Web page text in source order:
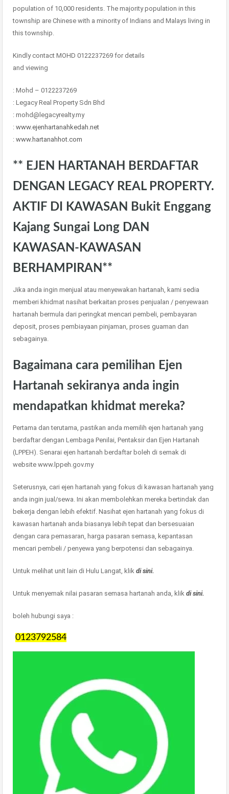
population of 10,000 residents. The majority population in this
township are Chinese with a minority of Indians and Malays living in
this township.
Kindly contact MOHD 0122237269 for details
and viewing
: Mohd – 0122237269
: Legacy Real Property Sdn Bhd
: mohd@legacyrealty.my
: www.ejenhartanahkedah.net
: www.hartanahhot.com
** EJEN HARTANAH BERDAFTAR
DENGAN LEGACY REAL PROPERTY.
AKTIF DI KAWASAN Bukit Enggang
Kajang Sungai Long DAN
KAWASAN-KAWASAN
BERHAMPIRAN**
Jika anda ingin menjual atau menyewakan hartanah, kami sedia
memberi khidmat nasihat berkaitan proses penjualan / penyewaan
hartanah bermula dari peringkat mencari pembeli, pembayaran
deposit, proses pembiayaan pinjaman, proses guaman dan
sebagainya.
Bagaimana cara pemilihan Ejen
Hartanah sekiranya anda ingin
mendapatkan khidmat mereka?
Pertama dan terutama, pastikan anda memilih ejen hartanah yang
berdaftar dengan Lembaga Penilai, Pentaksir dan Ejen Hartanah
(LPPEH). Senarai ejen hartanah berdaftar boleh di semak di
website www.lppeh.gov.my
Seterusnya, cari ejen hartanah yang fokus di kawasan hartanah yang
anda ingin jual/sewa. Ini akan membolehkan mereka bertindak dan
bekerja dengan lebih efektif. Nasihat ejen hartanah yang fokus di
kawasan hartanah anda biasanya lebih tepat dan bersesuaian
dengan cara pemasaran, harga pasaran semasa, kepantasan
mencari pembeli / penyewa yang berpotensi dan sebagainya.
Untuk melihat unit lain di Hulu Langat, klik di sini.
Untuk menyemak nilai pasaran semasa hartanah anda, klik di sini.
boleh hubungi saya :
0123792584